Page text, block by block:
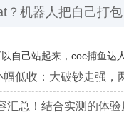
？机器人把自己打
自己站起来， coc捕鱼达
低收：大破钞走强，
汇总！结合实测的体